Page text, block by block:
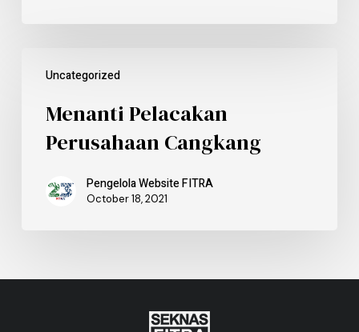
Uncategorized
Menanti Pelacakan
Perusahaan Cangkang
Pengelola Website FITRA
October 18, 2021